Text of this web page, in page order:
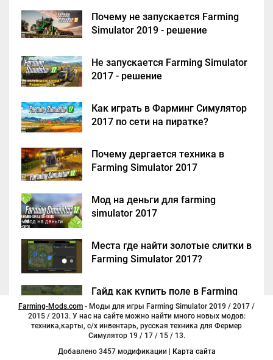
Почему не запускается Farming
Simulator 2019 - решение
Не запускается Farming Simulator
2017 - решение
Как играть в Фарминг Симулятор
2017 по сети на пиратке?
Почему дергается техника в
Farming Simulator 2017
Мод на деньги для farming
simulator 2017
Места где найти золотые слитки в
Farming Simulator 2017?
Гайд как купить поле в Farming
Simulator 2017
Farming-Mods.com
2015 / 2013. У нас на сайте можно найти много новых модов:
техника,карты, с/х инвентарь, русская техника для Фермер
Симулятор 19 / 17 / 15 / 13.
Добавлено 3457 модификации |
Карта сайта